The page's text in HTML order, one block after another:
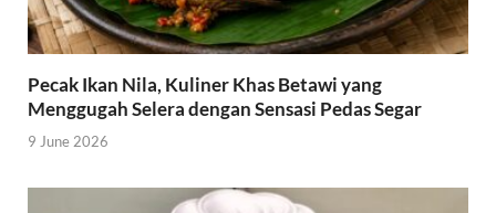
Pecak Ikan Nila, Kuliner Khas Betawi yang
Menggugah Selera dengan Sensasi Pedas Segar
9 June 2026